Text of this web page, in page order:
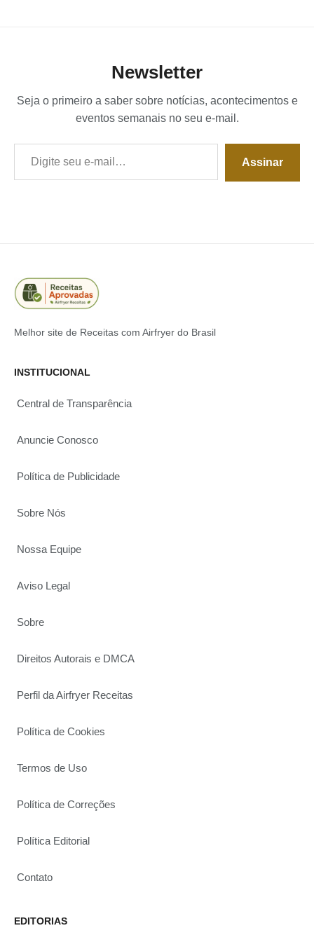
Newsletter
Seja o primeiro a saber sobre notícias, acontecimentos e
eventos semanais no seu e-mail.
Digite seu e-mail…
Assinar
Melhor site de Receitas com Airfryer do Brasil
INSTITUCIONAL
Central de Transparência
Anuncie Conosco
Política de Publicidade
Sobre Nós
Nossa Equipe
Aviso Legal
Sobre
Direitos Autorais e DMCA
Perfil da Airfryer Receitas
Política de Cookies
Termos de Uso
Política de Correções
Política Editorial
Contato
EDITORIAS